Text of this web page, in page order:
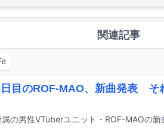
関連記事
目のROF-MAO、新曲発表 そ